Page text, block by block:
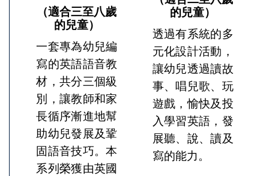
（適合三至八歲
的兒童）
一套專為幼兒編
寫的英語語音教
材，共分三個級
別，讓教師和家
長循序漸進地幫
助幼兒發展及鞏
固語音技巧。本
系列榮獲由英國
的兒童）
透過有系統的多
元化設計活動，
讓幼兒透過讀故
事、唱兒歌、玩
遊戲，愉快及投
入學習英語，發
展聽、說、讀及
寫的能力。